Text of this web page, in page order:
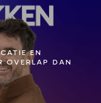
EN
OVERLAP DAN